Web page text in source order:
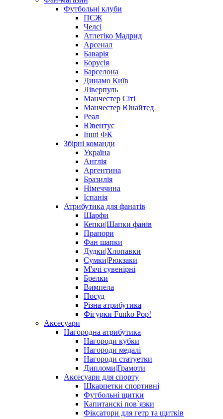
Футбольні клуби
ПСЖ
Челсі
Атлетіко Мадрид
Арсенал
Баварія
Борусія
Барселона
Динамо Київ
Ліверпуль
Манчестер Сіті
Манчестер Юнайтед
Реал
Ювентус
Інші ФК
Збірні команди
Україна
Англія
Аргентина
Бразилія
Німеччина
Іспанія
Атрибутика для фанатів
Шарфи
Кепки|Шапки фанів
Прапори
Фан шапки
Дудки|Хлопавки
Сумки|Рюкзаки
М'ячі сувенірні
Брелки
Вимпела
Посуд
Різна атрибутика
Фігурки Funko Pop!
Аксесуари
Нагородна атрибутика
Нагороди кубки
Нагороди медалі
Нагороди статуетки
Дипломи|Грамоти
Аксесуари для спорту
Шкарпетки спортивні
Футбольні щитки
Капитанскі пов`язки
Фіксатори для гетр та щитків